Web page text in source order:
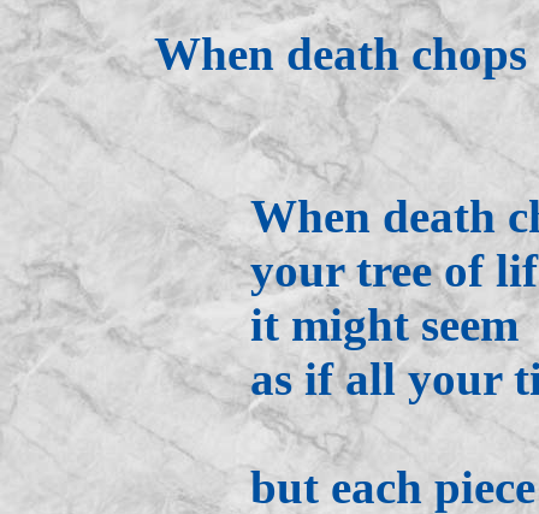
When death chops
When death
your tree of
it might seem
as if all your
but each piece